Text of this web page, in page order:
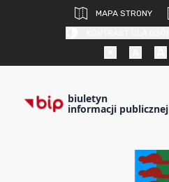
MAPA STRONY
biuletyn
informacji publicznej